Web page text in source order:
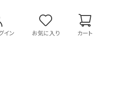
イン お気に入り カート